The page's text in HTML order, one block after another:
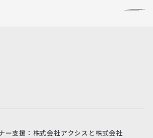
ー支援：株式会社アクシスと株式会社